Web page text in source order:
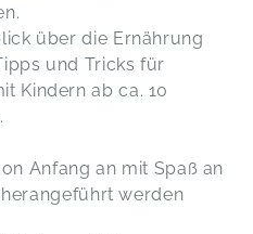
über die Ernährung
und Tricks für
Kindern ab ca. 10
Anfang an mit Spaß an
werden